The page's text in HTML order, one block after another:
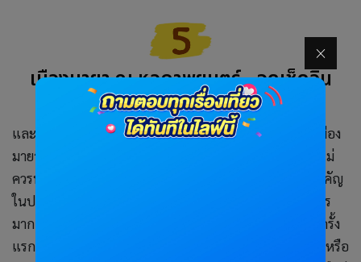
เมืองมายา ณ หอภาพยนตร์ - จุดเช็คอิน
นครปฐม
และสำหรับใครที่ชื่นชอบการถ่ายรูปหรืออยากเป็นแบบ "เมือง
มายา ณ หอภาพยนตร์" ที่เป็นอีกหนึ่งสถานที่ที่ต้องไปและไม่
ควรพลาดอย่างยิ่ง โดยเมืองมายาเป็นเมืองจำลองสถานที่สำคัญ
ในประวัติศาสตร์ภาพยนตร์ในรูปแบบฉากถ่ายหนังที่อลังการ
มากๆ ไม่ว่าจะเป็นร้านกาแฟกรองด์คาเฟ่ สถานที่ฉายหนังครั้ง
แรกของโลกที่ประเทศฝรั่งเศส ตึกสไตล์ปารีสและนิวยอร์ก หรือ